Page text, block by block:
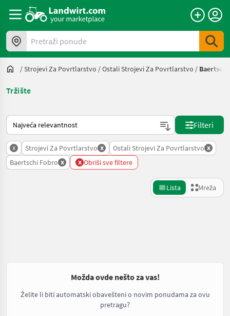
Pretraži ponude
/Strojevi Za Povrtlarstvo /Ostali Strojevi Za Povrtlarstvo /
Tržište
Način na koji sortira Landwirt.com
Filteri
x Strojevi Za Povrtlarstvo x Ostali Strojevi Za Povrtlarstvo x
Baertschi Fobro x x Obriši sve filtere
Lista Mreža
Možda ovde nešto za vas!
Želite li biti automatski obavešteni o novim ponudama za ovu
pretragu?